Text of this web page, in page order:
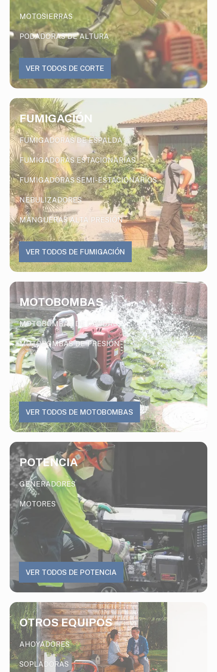
MOTOSIERRAS
PODADORAS DE ALTURA
VER TODOS DE CORTE
FUMIGACIÓN
FUMIGADORAS DE ESPALDA
FUMIGADORAS ESTACIONARIAS
FUMIGADORAS SEMI-ESTACIONARIOS
NEBULIZADORES
MANGUERAS ALTA PRESIÓN
VER TODOS DE FUMIGACIÓN
MOTOBOMBAS
MOTOBOMBAS DE CAUDAL
MOTOBOMBAS DE PRESIÓN
VER TODOS DE MOTOBOMBAS
POTENCIA
GENERADORES
MOTORES
VER TODOS DE POTENCIA
OTROS EQUIPOS
AHOYADORES
SOPLADORAS